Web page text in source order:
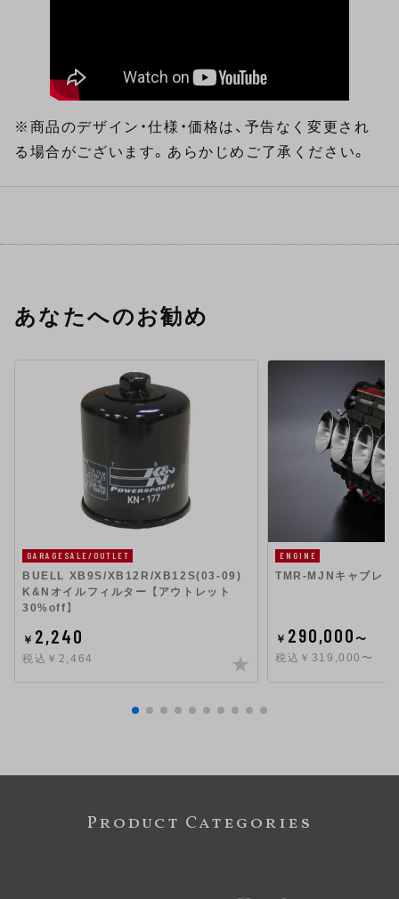
※商品のデザイン・仕様・価格は、予告なく変更され
る場合がございます。あらかじめご了承ください。
あなたへのお勧め
GARAGESALE/OUTLET
BUELL XB9S/XB12R/XB12S(03-09)
K&Nオイルフィルター 【アウトレット
30%off】
￥ 2,240
税込￥2,464
ENGINE
TMR-MJNキャブレタ
￥ 290,000〜
税込￥319,000〜
Product Categories